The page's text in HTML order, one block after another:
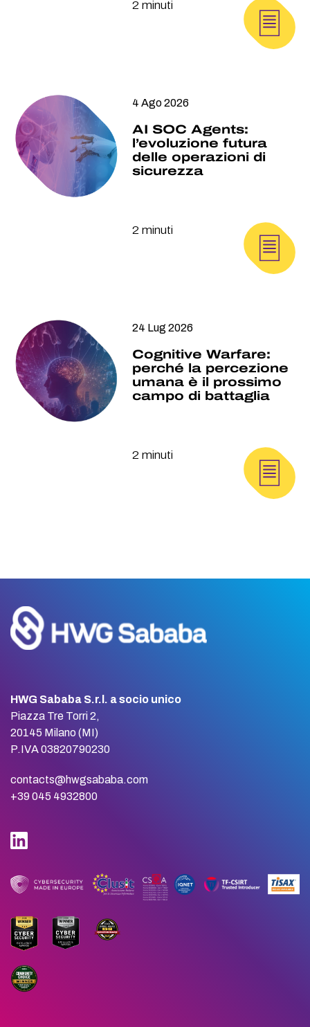
2 minuti
4 Ago 2026
AI SOC Agents:
l’evoluzione futura
delle operazioni di
sicurezza
2 minuti
24 Lug 2026
Cognitive Warfare:
perché la percezione
umana è il prossimo
campo di battaglia
2 minuti
HWG Sababa S.r.l. a socio unico
Piazza Tre Torri 2,
20145 Milano (MI)
P.IVA 03820790230
contacts@hwgsababa.com
+39 045 4932800